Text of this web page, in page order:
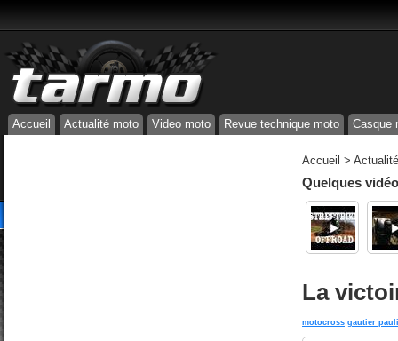
Accueil Actualité moto Video moto Revue technique moto Casque
Accueil >
Quelques
La
motocross gautier